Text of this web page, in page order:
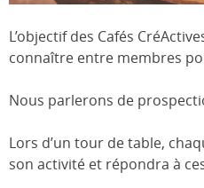
L’objectif des Cafés
connaître entre membres
Nous parlerons de
Lors d’un tour de table,
son activité et répondra à